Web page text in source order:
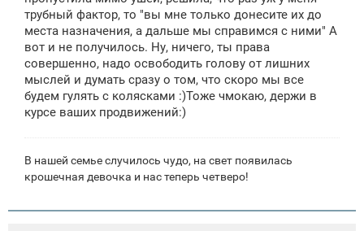
н
и
трубный фактор, то "вы мне только донесите их до
места назначения, а дальше мы справимся с ними" А
вот и не получилось. Ну, ничего, ты права
совершенно, надо освободить голову от лишних
мыслей и думать сразу о том, что скоро мы все
будем гулять с колясками :)Тоже чмокаю, держи в
курсе ваших продвижений:)
В нашей семье случилось чудо, на свет появилась
крошечная девочка и нас теперь четверо!